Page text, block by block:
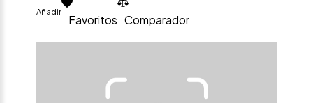
Añadir
Favoritos Comparador